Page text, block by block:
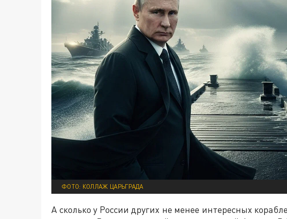
ФОТО: КОЛЛАЖ ЦАРЬГРАДА
А сколько у России других не менее интересных